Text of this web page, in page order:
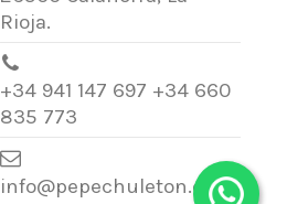
Rioja.
+34 941 147 697 +34 660
835 773
info@pepechuleton.com